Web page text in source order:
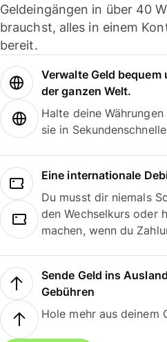
Geldeingängen in über 40
brauchst, alles in einem
bereit.
Verwalte Geld
der ganzen Welt.
Halte deine
sie in
Eine internationale
Du musst dir niemals
den Wechselkurs oder
machen, wenn du
Sende Geld ins
Gebühren
Hole mehr aus deinem